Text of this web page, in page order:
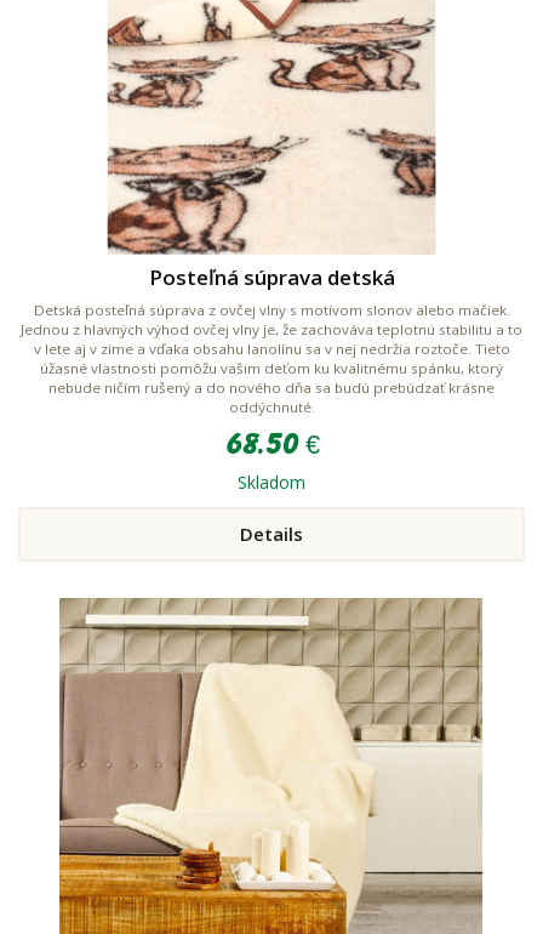
Posteľná súprava detská
Detská posteľná súprava z ovčej vlny s motívom slonov alebo mačiek.
Jednou z hlavných výhod ovčej vlny je, že zachováva teplotnú stabilitu a to
v lete aj v zime a vďaka obsahu lanolínu sa v nej nedržia roztoče. Tieto
úžasné vlastnosti pomôžu vašim deťom ku kvalitnému spánku, ktorý
nebude ničím rušený a do nového dňa sa budú prebúdzať krásne
oddýchnuté.
68.50 €
Skladom
Details